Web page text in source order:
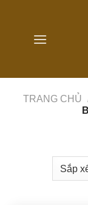
TRANG CHỦ